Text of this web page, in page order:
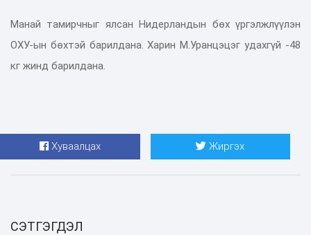
Манай тамирчныг ялсан Нидерландын бөх үргэлжлүүлэн
ОХУ-ын бөхтэй барилдана. Харин М.Уранцэцэг удахгүй -48
кг жинд барилдана.
Хуваалцах Жиргэх
СЭТГЭГДЭЛ